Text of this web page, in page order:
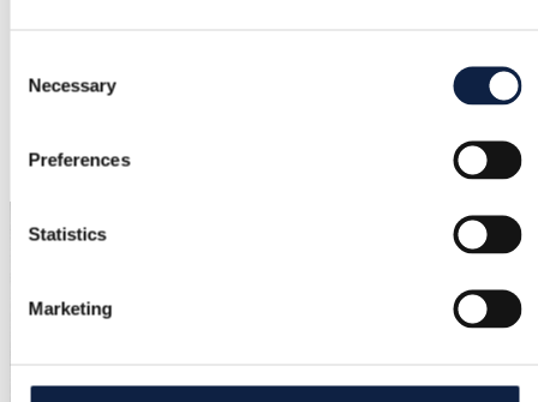
Selection
Necessary
Preferences
Statistics
Marketing
Lilla, Guld
1.8.2025